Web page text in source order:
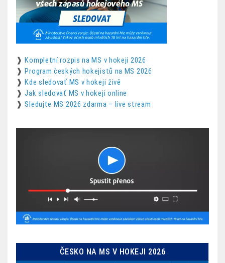
❱Kompletní rozpis na MS v hokeji 2026
❱Program českých hokejistů na MS 2026
❱Kde sledovať MS v hokeji živě
❱Jak sledovať MS v hokeji online
❱Sledujte MS 2026 zdarma – live stream
ČESKO NA MS V HOKEJI 2026